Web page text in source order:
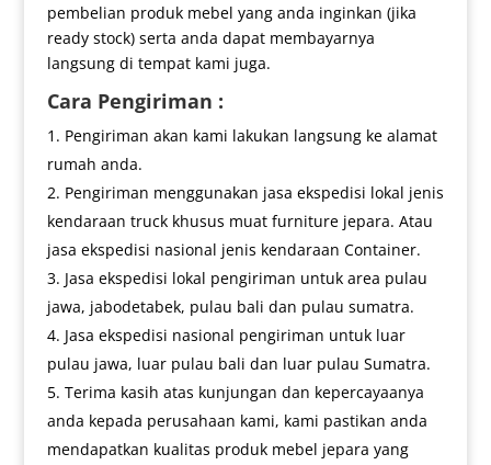
pembelian produk mebel yang anda inginkan (jika
ready stock) serta anda dapat membayarnya
langsung di tempat kami juga.
Cara Pengiriman :
Pengiriman akan kami lakukan langsung ke alamat
rumah anda.
Pengiriman menggunakan jasa ekspedisi lokal jenis
kendaraan truck khusus muat furniture jepara. Atau
jasa ekspedisi nasional jenis kendaraan Container.
Jasa ekspedisi lokal pengiriman untuk area pulau
jawa, jabodetabek, pulau bali dan pulau sumatra.
Jasa ekspedisi nasional pengiriman untuk luar
pulau jawa, luar pulau bali dan luar pulau Sumatra.
Terima kasih atas kunjungan dan kepercayaanya
anda kepada perusahaan kami, kami pastikan anda
mendapatkan kualitas produk mebel jepara yang